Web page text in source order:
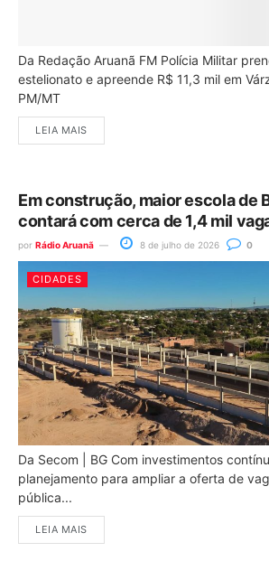
Da Redação Aruanã FM Polícia Militar
estelionato e apreende R$ 11,3 mil em
PM/MT
LEIA MAIS
Em construção, maior escola de
contará com cerca de 1,4 mil
por Rádio Aruanã 8 de julho de 2026 0
CIDADES
Da Secom | BG Com investimentos
planejamento para ampliar a oferta de
pública...
LEIA MAIS